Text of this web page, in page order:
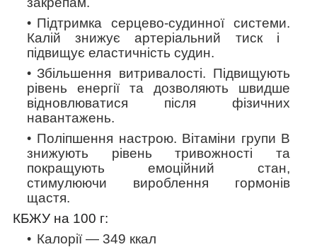
Підтримка серцево-судинної системи.
Калій знижує артеріальний тиск і
підвищує еластичність судин.
Збільшення витривалості. Підвищують
рівень енергії та дозволяють швидше
відновлюватися після фізичних
навантажень.
Поліпшення настрою. Вітаміни групи B
знижують рівень тривожності та
покращують емоційний стан,
стимулюючи вироблення гормонів
щастя.
КБЖУ на 100 г:
Калорії — 349 ккал